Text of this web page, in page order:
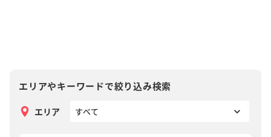
エリアやキーワードで絞り込み検索
エリア